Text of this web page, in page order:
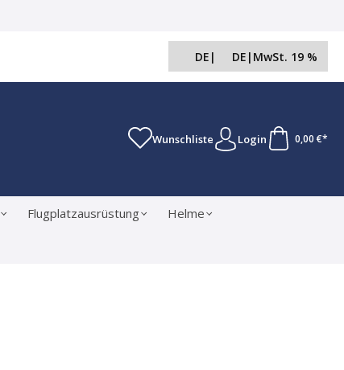
DE | DE | MwSt. 19 %
Wunschliste Login 0,00 €*
Flugplatzausrüstung Helme